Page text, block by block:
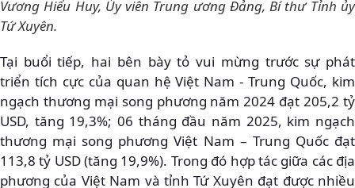
Vương Hiểu Huy, Ủy viên Trung ương Đảng, Bí thư Tỉnh ủy
Tứ Xuyên.
Tại buổi tiếp, hai bên bày tỏ vui mừng trước sự phát
triển tích cực của quan hệ Việt Nam - Trung Quốc, kim
ngạch thương mại song phương năm 2024 đạt 205,2 tỷ
USD, tăng 19,3%; 06 tháng đầu năm 2025, kim ngạch
thương mại song phương Việt Nam – Trung Quốc đạt
113,8 tỷ USD (tăng 19,9%). Trong đó hợp tác giữa các địa
phương của Việt Nam và tỉnh Tứ Xuyên đạt được nhiều